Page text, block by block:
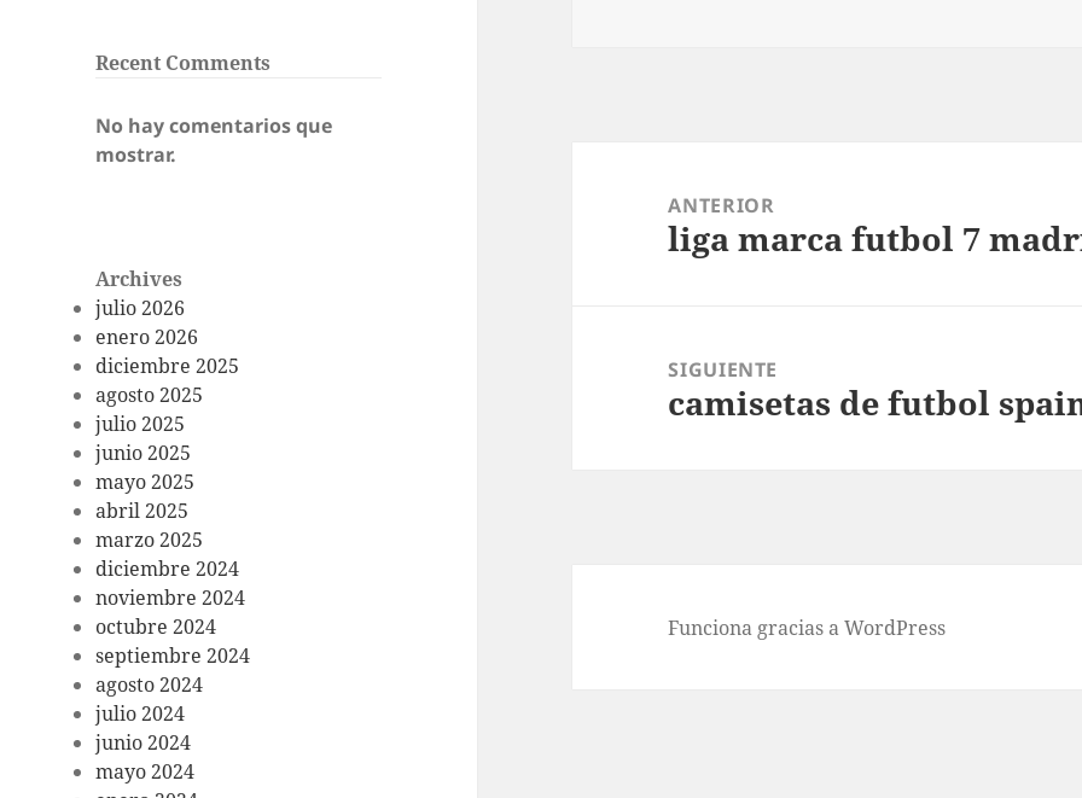
Recent Comments
No hay comentarios que
mostrar.
Archives
julio 2026
enero 2026
diciembre 2025
agosto 2025
julio 2025
junio 2025
mayo 2025
abril 2025
marzo 2025
diciembre 2024
noviembre 2024
octubre 2024
septiembre 2024
agosto 2024
julio 2024
junio 2024
mayo 2024
entradas
ANTERIOR
Entrada
liga marca futbol 7
SIGUIENTE
Entrada
camisetas de futbol
Funciona gracias a WordPress